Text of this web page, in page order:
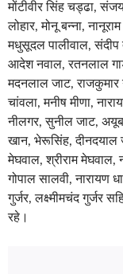
मोंटीवीर सिंह चड्ढा,
लोहार, मोनू बन्ना,
मधुसूदल पालीवाल,
आदेश नवाल, रतनलाल
मदनलाल जाट,
चांवला, मनीष मीणा,
नीलगर, सुनील जाट,
खान, भेरूसिंह, दीनदयाल
मेघवाल, श्रीराम
गोपाल सालवी, नारायण
गुर्जर, लक्ष्मीमचंद गुर्जर
रहे।